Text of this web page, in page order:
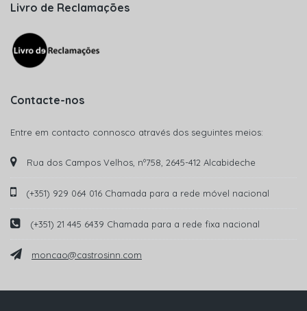
Livro de Reclamações
Contacte-nos
Entre em contacto connosco através dos seguintes meios:
Rua dos Campos Velhos, nº758, 2645-412 Alcabideche
(+351) 929 064 016 Chamada para a rede móvel nacional
(+351) 21 445 6439 Chamada para a rede fixa nacional
moncao@castrosinn.com